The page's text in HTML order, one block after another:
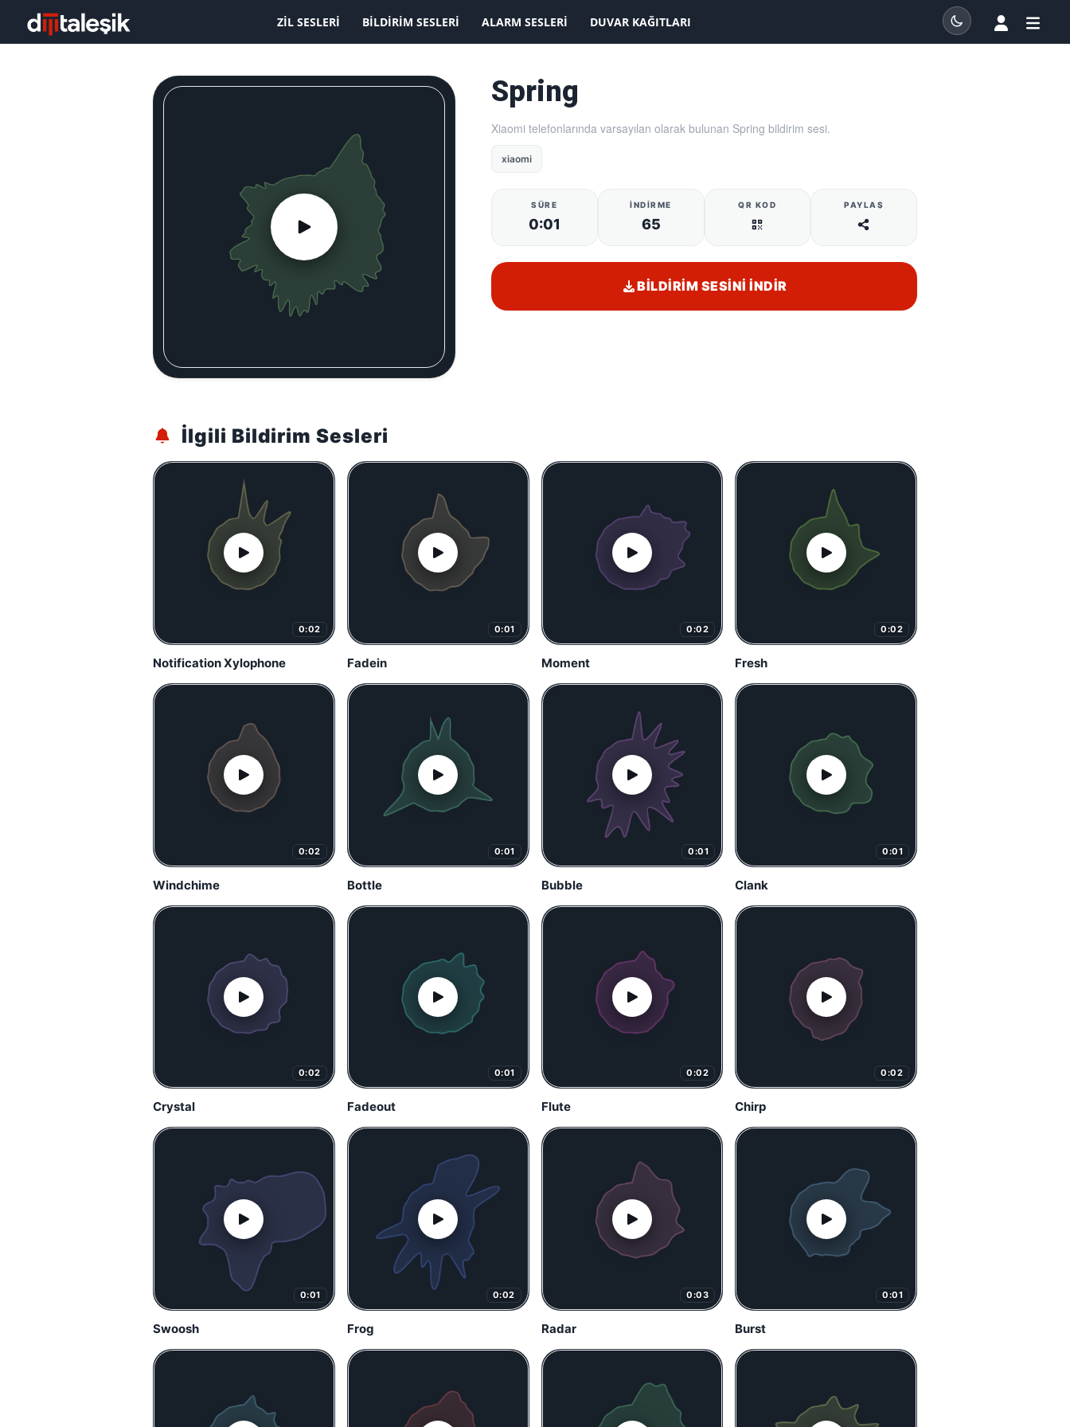
KAYDOLMAK İSTİYORUM
ZIL SESLERI BILDIRIM SESLERI ALARM SESLERI DUVAR KAĞITLARI
Spring
Xiaomi telefonlarında varsayılan olarak bulunan Spring bildirim sesi.
xiaomi
SÜRE
0:01
İNDIRME
65
QR KOD PAYLAŞ
BILDIRIM SESINI İNDIR
İlgili Bildirim Sesleri
0:02
Notification Xylophone
0:01
Fadein
0:02
Moment
0:02
Fresh
0:02
Windchime
0:01
Bottle
0:01
Bubble
0:01
Clank
0:02
Crystal
0:01
Fadeout
0:02
Flute
0:02
Chirp
0:01
Swoosh
0:02
Frog
0:03
Radar
0:01
Burst